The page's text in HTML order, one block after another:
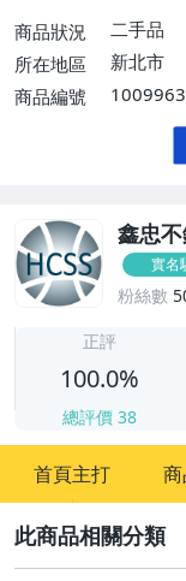
商品狀況
二手品
所在地區
新北市
商品編號
鑫忠
實名
粉絲數
正評
100.0%
總評價 38
首頁主打
居家、家具與園藝